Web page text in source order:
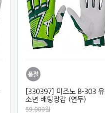
[330397] 미즈노 B-303 유
소년 배팅장갑 (연두)
59,000원